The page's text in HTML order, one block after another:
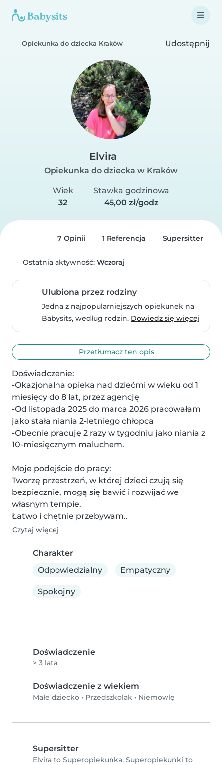
Opiekunka do dziecka Kraków Udostępnij
Elvira
Opiekunka do dziecka w Kraków
Wiek
32
Stawka godzinowa
45,00 zł/godz
7 Opinii 1 Referencja Supersitter
Ostatnia aktywność: Wczoraj
Ulubiona przez rodziny
Jedna z najpopularniejszych opiekunek na
Babysits, według rodzin. Dowiedz się więcej
Przetłumacz ten opis
Doświadczenie:
-Okazjonalna opieka nad dziećmi w wieku od 1
miesięcy do 8 lat, przez agencję
-Od listopada 2025 do marca 2026 pracowałam
jako stała niania 2-letniego chłopca
-Obecnie pracuję 2 razy w tygodniu jako niania z
10-miesięcznym maluchem.
Moje podejście do pracy:
Tworzę przestrzeń, w której dzieci czują się
bezpiecznie, mogą się bawić i rozwijać we
własnym tempie.
Łatwo i chętnie przebywam..
Czytaj więcej
Charakter
Odpowiedzialny
Empatyczny
Spokojny
Doświadczenie
> 3 lata
Doświadczenie z wiekiem
Małe dziecko • Przedszkolak • Niemowlę
Supersitter
Elvira to Superopiekunka. Superopiekunki to